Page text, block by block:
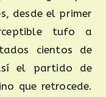
desde el primer
tufo a
cientos de
el partido de
que retrocede.